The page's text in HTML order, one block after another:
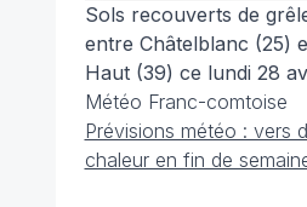
Sols recouverts de
entre Châtelblanc (25)
Haut (39) ce lundi 28
Météo Franc-comtoise
Prévisions météo : vers
chaleur en fin de